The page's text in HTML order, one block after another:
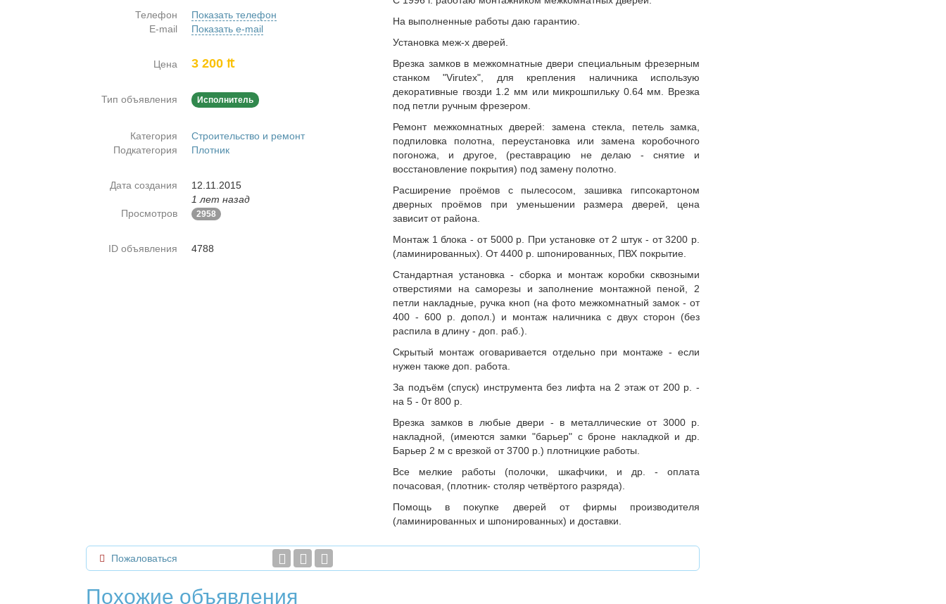
На выполненные работы даю гарантию.
Установка меж-х дверей.
Врезка замков в межкомнатные двери специальным фрезерным
станком "Virutex", для крепления наличника использую
декоративные гвозди 1.2 мм или микрошпильку 0.64 мм. Врезка
под петли ручным фрезером.
Ремонт межкомнатных дверей: замена стекла, петель замка,
подпиловка полотна, переустановка или замена коробочного
погоножа, и другое, (реставрацию не делаю - снятие и
восстановление покрытия) под замену полотно.
Расширение проёмов с пылесосом, зашивка гипсокартоном
дверных проёмов при уменьшении размера дверей, цена
зависит от района.
Монтаж 1 блока - от 5000 р. При установке от 2 штук - от 3200 р.
(ламинированных). От 4400 р. шпонированных, ПВХ покрытие.
Стандартная установка - сборка и монтаж коробки сквозными
отверстиями на саморезы и заполнение монтажной пеной, 2
петли накладные, ручка кноп (на фото межкомнатный замок - от
400 - 600 р. допол.) и монтаж наличника с двух сторон (без
распила в длину - доп. раб.).
Скрытый монтаж оговаривается отдельно при монтаже - если
нужен также доп. работа.
За подъём (спуск) инструмента без лифта на 2 этаж от 200 р. -
на 5 - 0т 800 р.
Врезка замков в любые двери - в металлические от 3000 р.
накладной, (имеются замки "барьер" с броне накладкой и др.
Барьер 2 м с врезкой от 3700 р.) плотницкие работы.
Все мелкие работы (полочки, шкафчики, и др. - оплата
почасовая, (плотник- столяр четвёртого разряда).
Помощь в покупке дверей от фирмы производителя
(ламинированных и шпонированных) и доставки.
Телефон
Показать телефон
E-mail
Показать e-mail
Цена 3 200 ₶
Тип объявления Исполнитель
Категория
Строительство и ремонт
Подкатегория
Плотник
Дата создания
12.11.2015
1 лет назад
Просмотров
2958
ID объявления 4788
Пожаловаться
Похожие объявления